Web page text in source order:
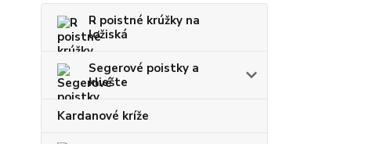
R poistné krúžky na
ložiská
Segerové poistky a
kliešte
Kardanové kríže